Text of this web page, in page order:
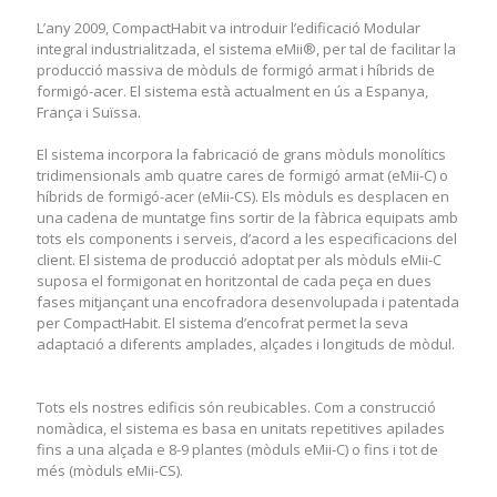
L’any 2009, CompactHabit va introduir l’edificació Modular
integral industrialitzada, el sistema eMii®, per tal de facilitar la
producció massiva de mòduls de formigó armat i híbrids de
formigó-acer. El sistema està actualment en ús a Espanya,
França i Suïssa.
El sistema incorpora la fabricació de grans mòduls monolítics
tridimensionals amb quatre cares de formigó armat (eMii-C) o
híbrids de formigó-acer (eMii-CS). Els mòduls es desplacen en
una cadena de muntatge fins sortir de la fàbrica equipats amb
tots els components i serveis, d’acord a les especificacions del
client. El sistema de producció adoptat per als mòduls eMii-C
suposa el formigonat en horitzontal de cada peça en dues
fases mitjançant una encofradora desenvolupada i patentada
per CompactHabit. El sistema d’encofrat permet la seva
adaptació a diferents amplades, alçades i longituds de mòdul.
Tots els nostres edificis són reubicables. Com a construcció
nomàdica, el sistema es basa en unitats repetitives apilades
fins a una alçada e 8-9 plantes (mòduls eMii-C) o fins i tot de
més (mòduls eMii-CS).
L’any 2009, CompactHabit va introduir l’edificació Modular
integral industrialitzada, el sistema eMii®, per tal de facilitar la
producció massiva de mòduls de formigó armat i híbrids de
formigó-acer. El sistema està actualment en ús a Espanya,
França i Suïssa.
El sistema incorpora la fabricació de grans mòduls monolítics
tridimensionals amb quatre cares de formigó armat (eMii-C) o
híbrids de formigó-acer (eMii-CS). Els mòduls es desplacen en
una cadena de muntatge fins sortir de la fàbrica equipats amb
tots els components i serveis, d’acord a les especificacions del
client. El sistema de producció adoptat per als mòduls eMii-C
suposa el formigonat en horitzontal de cada peça en dues
fases mitjançant una encofradora desenvolupada i patentada
per CompactHabit. El sistema d’encofrat permet la seva
adaptació a diferents amplades, alçades i longituds de mòdul.
Tots els nostres edificis són reubicables. Com a construcció
nomàdica, el sistema es basa en unitats repetitives apilades
fins a una alçada e 8-9 plantes (mòduls eMii-C) o fins i tot de
més (mòduls eMii-CS).